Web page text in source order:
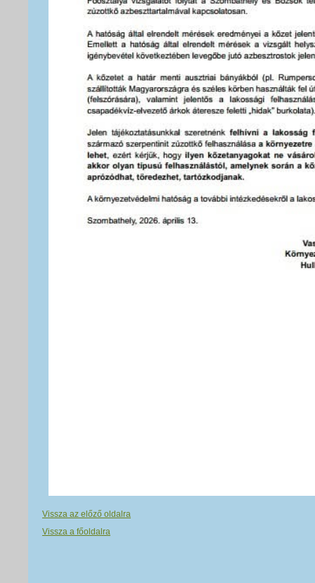
Vissza az előző oldalra
Vissza a főoldalra